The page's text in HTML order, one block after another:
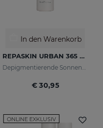
In den Warenkorb
REPASKIN URBAN 365 Depigmenting LSF50+
Depigmentierende Sonnencreme für das Gesicht
€ 30,95
ONLINE EXKLUSIV